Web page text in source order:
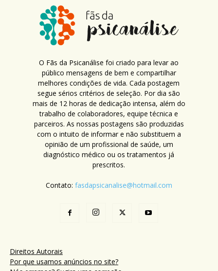
O Fãs da Psicanálise foi criado para levar ao
público mensagens de bem e compartilhar
melhores condições de vida. Cada postagem
segue sérios critérios de seleção. Por dia são
mais de 12 horas de dedicação intensa, além do
trabalho de colaboradores, equipe técnica e
parceiros. As nossas postagens são produzidas
com o intuito de informar e não substituem a
opinião de um profissional de saúde, um
diagnóstico médico ou os tratamentos já
prescritos.
Contato: fasdapsicanalise@hotmail.com
Direitos Autorais
Por que usamos anúncios no site?